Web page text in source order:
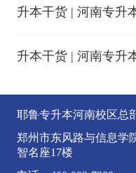
升本干货 | 河南专升
升本干货 | 河南专升
耶鲁专升本河南校区总
郑州市东风路与信息学
智名座17楼